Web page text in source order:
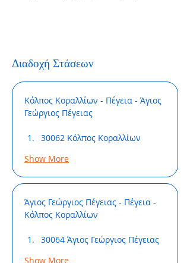
Διαδοχή Στάσεων
Κόλπος Κοραλλίων - Πέγεια - Άγιος
Γεώργιος Πέγειας
30062 Κόλπος Κοραλλίων
Show More
Άγιος Γεώργιος Πέγειας - Πέγεια -
Κόλπος Κοραλλίων
30064 Άγιος Γεώργιος Πέγειας
Show More